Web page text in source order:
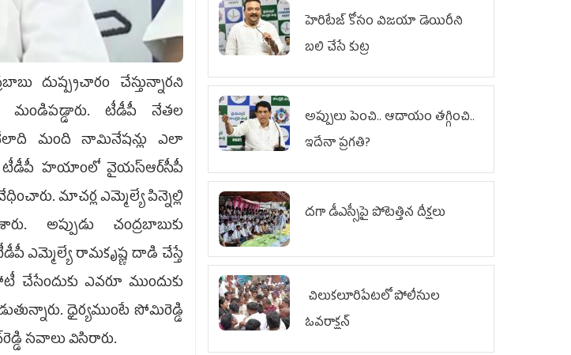
దుష్ప్రచారం చేస్తున్నారని
మండిపడ్డారు. టీడీపీ నేతల
వేలాది మంది నామినేషన్లు ఎలా
టీడీపీ హయాంలో వైయస్ఆర్‌సీపీ
మాచర్ల ఎమ్మెల్యే పిన్నెల్లి
అప్పుడు చంద్రబాబుకు
టీడీపీ ఎమ్మెల్యే రామకృష్ణ దాడి చేస్తే
చేసేందుకు ఎవరూ ముందుకు
ధైర్యముంటే సోమిరెడ్డి
సవాలు విసిరారు.
హెరిటేజ్ కోసం విజయా డెయిరీని
బలి చేసే కుట్ర‌
అప్పులు పెంచి.. ఆదాయం తగ్గించి..
ఇదేనా ప్రగతి?
దగా డీఎస్సీపై పోటెత్తిన దీక్షలు
చిలుక‌లూరిపేట‌లో పోలీసుల
ఓవ‌రాక్ష‌న్‌